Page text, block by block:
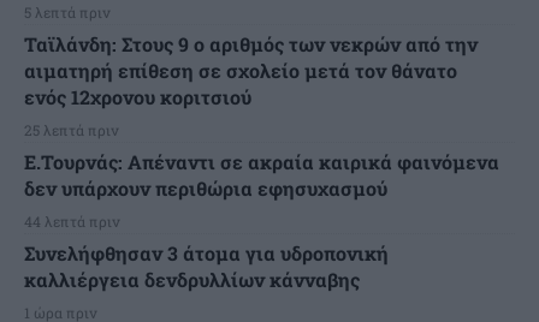
5 λεπτά πριν
Ταϊλάνδη: Στους 9 ο αριθμός των νεκρών από την
αιματηρή επίθεση σε σχολείο μετά τον θάνατο
ενός 12χρονου κοριτσιού
25 λεπτά πριν
Ε.Τουρνάς: Απέναντι σε ακραία καιρικά φαινόμενα
δεν υπάρχουν περιθώρια εφησυχασμού
44 λεπτά πριν
Συνελήφθησαν 3 άτομα για υδροπονική
καλλιέργεια δενδρυλλίων κάνναβης
1 ώρα πριν